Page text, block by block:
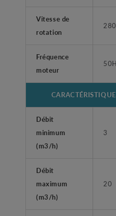
Vitesse de
rotation
Fréquence
moteur
Débit
minimum
(m3/h)
3
Débit
maximum
(m3/h)
20